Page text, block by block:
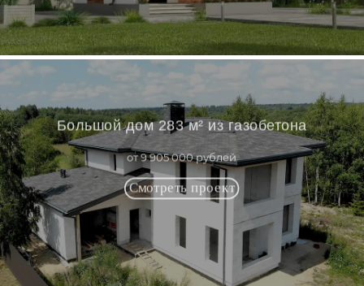
Большой дом 283 м² из газобетона
от 9 905 000 рублей